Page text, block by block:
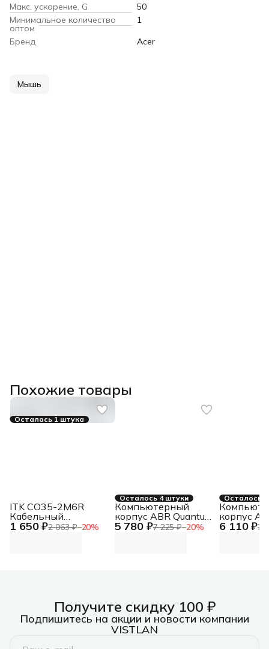
Макс. ускорение, G
50
Минимальное количество
оптом
1
Бренд
Acer
Мышь
Похожие товары
Осталась 1 штука
1 650 ₽2 063 ₽−20%
ITK CO35-2M6R
Кабельный
органайзер 2U 2
Осталось 4 штуки
5 780 ₽7 225 ₽−20%
Компьютерный
корпус ABR Quantum
черный (1хUSB
Осталось
6 110 ₽7
корпус
белый
Получите скидку 100 ₽
Подпишитесь на акции и новости компании
VISTLAN